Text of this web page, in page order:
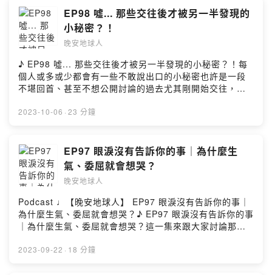
ebook：
https://www.facebook.com/wanan.spacemanInstagra
m：https://www.instagram.com/wanan.spaceman▻ 晚
安星球 Wan-An Planet ◅官方網站：http://wanan-
planet.com/Facebook：
https://www.facebook.com/wananplanet/Instagram：
https://www.instagram.com/wananplanet/✉ 合作來信
▻ wanan.planet@gmail.comPowered by Firstory
Hosting
名作家柯琳‧胡佛 𝗖𝗼𝗹𝗹𝗲𝗲𝗻 𝗛𝗼𝗼𝘃𝗲𝗿 再創暢銷佳作✓超越
羅曼史格局，以浪漫柔情包裝，挑戰家暴題材✓此書以坦率
平實的文字，描述一段感人至深的故事，引人共鳴✓晚安地
球人推薦指數：★★★★★★★★【本集精華重點】📖受
邀分享新書《以我們告終》，看完只有三字心得真！上！
頭！📖童年傷痕，如何影響一個人後續的人生發展📖未曾
經歷傷痛的我們，也許都容易跌入檢討受害者的盲點📖從
反面📖#赤裸的真相：真相的重量可能是難以承受...📖看完
和IG了，看到這兒的你快手刀去關注一波！🔍：晚安地球
人（@𝒘𝒂𝒏𝒂𝒏.𝒔𝒑𝒂𝒄𝒆𝒎𝒂𝒏）#晚安地球人 #晚安星球
#wananspaceman #wananplanet #WanAn #以我們告
終• 更多晚安星球 •▻ 晚安地球人 ◅主持 / Rain雨庭 Jess
傑西動畫 / XiaoTser曉池錄音 / Rain雨庭剪輯 / Jess傑西
文案 / Rain雨庭▻ 背景BGM來源 ◅music by
daystarhttps://www.youtube.com/c/DaystarProjectmu
sic promoted by suara id https://bit.ly/3gnOcnU▻ 晚
安地球人 ◅收聽平台：
默默收聽我們的節目除了萬分感謝，其實深藏心中的冒牌
者心態會立刻online！🚨會擔心我們的內容是不是不夠
好？也會擔心我們這樣亂來是不是不OK？但總有人願意穩
住我們、肯定我們，也認真謝謝我們（又想哭了😭）所以
修！🔧維修時間會維持多久暫時未知，但相信下一次回歸
就是充電後的模樣！想念我們的話歡迎回頭去聽過去的內
容，相信我們很快就回來了～😘這一集肺腑之言有點多，
晚安地球人，請各位期待我們的第101集！【本集精華重
斷（鄰居打小孩之類的）📌太空人傑西最推內心挖啊挖那
一集！🔨📌#晚安地球人 見證傑西的轉變 ♻️📌雨庭真心話
1：覺得傑西不會想做地球人太久❗️📌請各位提醒我們：地
球人會整理系列Playlist📌共同經歷疫情，首次各自SOLO
的錄音！📌記憶很深刻的第一次不能回家過年💔📌回顧到
一半才發現太空總部經常被淚水淹沒📌傑西從演唱會小白
變身搶票大神🎫📌太空總部整修：休息一陣子再繼續當各
庭像個大人📌晚安曲：〈一個像夏天一個像秋天〉♪晚安地
擔心對方會介意張大口不好看？吃火鍋會全身臭臭的？原
來和曖昧對象初次約會還有那麼多眉角要注意～👀溫馨提
醒初次約會還是要拿捏好分寸和距離 🙊有時候對方的客套
可能只是禮貌，千萬不要自我感覺太良好不過只要對方開
口說喜歡，那就一切都對了啦！！！📣 太空總部票選初次
約會最適合的餐廳，聽完這集保證成功率UP！祝天下有情
人終成眷屬，沒情人就互相取暖吧 🔥【本集精華重點】❤️
和曖昧對象初次約會吃什麼比較好？❤️淑女的漢堡竟然是
一層一層吃？！❤️邪惡友人直接把廣式月餅大口咬 😩❤️第
人們的初次約會經驗談❤️曖昧約會階段適合牽手抱抱嗎？
🤔❤️畫重點：對方說過喜歡的當成禮物加分💯晚安地球人
終於開通FB和IG了，看到這兒的你快手刀去關注一波！
🔍：晚安地球人（@𝒘𝒂𝒏𝒂𝒏.𝒔𝒑𝒂𝒄𝒆𝒎𝒂𝒏）#晚安地球人 #晚
一次約會 #約會• 更多晚安星球 •▻ 晚安地球人 ◅主持 /
Rain雨庭 Jess傑西動畫 / XiaoTser曉池錄音 / Rain雨庭
剪輯 / Jess傑西文案 / Rain雨庭▻ 背景BGM來源 ◅music
daystarhttps://www.youtube.com/c/DaystarProjectmu
EP98 噓... 那些交往後才被另一半發現的
小秘密？！
晚安地球人
♪ EP98 噓... 那些交往後才被另一半發現的小秘密？！每
個人或多或少都會有一些不敢說出口的小秘密也許是一段
不堪回首、甚至不想公開討論的過去尤其剛開始交往，難
對方看素顏的樣子、有的人不愛洗頭如果可以，那些不敢
一半小心靈的恐怖事蹟 🌚例如外面有小3小王、私下叫🐔
等直接會被另一半拉黑封鎖的事 🤫那些不敢說出口、不敢
表現出來的可愛小秘密只要不是傷天害理的大小事，太空
人願意幫你好好保守秘密 ٩(^ᴗ^)۶別等了，快聽最新一集
吧～📣【本集精華重點】🤫雨庭交往一陣子才發現男友的
迷因魂🤫傑西和男友每日睡前行程是看迷因🤫傑西戀愛後
被友人們說很可愛 (´∀`)🤫雨庭發現傑西戀愛後化身賢妻
良母🤫雨庭戀愛前其實是超兇狠的冰山🧊🤫情侶過夜隔天
會害怕嘴巴臭臭？🤫雨庭友人爆料她男友都不洗內
2023-10-06 · 23 分鐘
EP97 眼淚沒有告訴你的事｜為什麼生
氣、委屈就會想哭？
晚安地球人
Podcast ♩【晚安地球人】 EP97 眼淚沒有告訴你的事｜
為什麼生氣、委屈就會想哭？♪ EP97 眼淚沒有告訴你的事
｜為什麼生氣、委屈就會想哭？這一集來跟大家討論那些
事...明明道理在自己身上、明有很多話想要為自己辯解的
2023-09-22 · 18 分鐘